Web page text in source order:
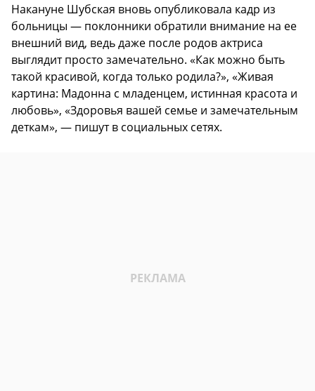
Накануне Шубская вновь опубликовала кадр из
больницы — поклонники обратили внимание на ее
внешний вид, ведь даже после родов актриса
выглядит просто замечательно. «Как можно быть
такой красивой, когда только родила?», «Живая
картина: Мадонна с младенцем, истинная красота и
любовь», «Здоровья вашей семье и замечательным
деткам», — пишут в социальных сетях.